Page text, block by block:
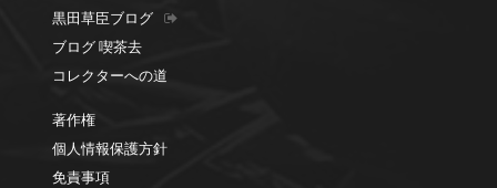
黒田草臣ブログ
ブログ 喫茶去
コレクターへの道
著作権
個人情報保護方針
免責事項